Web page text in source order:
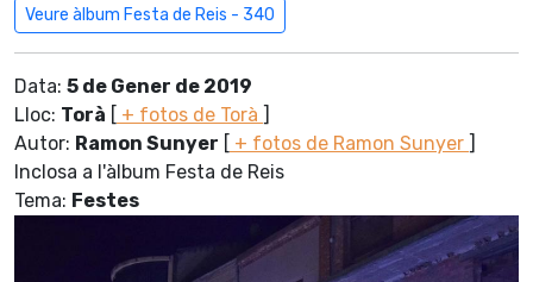
Veure àlbum Festa de Reis - 340
Data: 5 de Gener de 2019
Lloc: Torà [ + fotos de Torà ]
Autor: Ramon Sunyer [ + fotos de Ramon Sunyer ]
Inclosa a l'àlbum Festa de Reis
Tema: Festes